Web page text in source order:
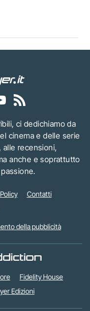
ci dedichiamo da
cinema e delle serie
alle recensioni,
anche e soprattutto
Contatti
della pubblicità
Fidelity House
Edizioni